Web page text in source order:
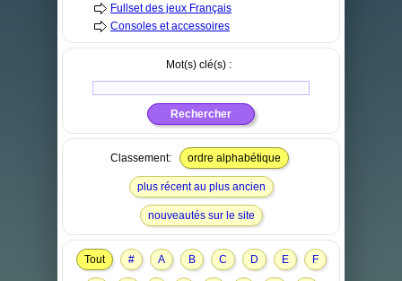
Fullset des jeux Français
Consoles et accessoires
Mot(s) clé(s) :
Classement: ordre alphabétique
plus récent au plus ancien
nouveautés sur le site
Tout # A B C D E F